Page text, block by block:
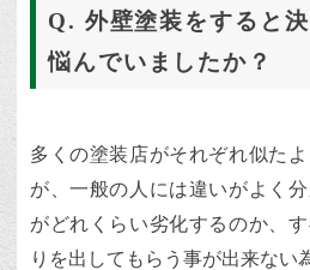
Q. 外壁塗装をすると
悩んでいましたか？
多くの塗装店がそれぞれ似た
が、一般の人には違いがよく
がどれくらい劣化するのか、
りを出してもらう事が出来ない